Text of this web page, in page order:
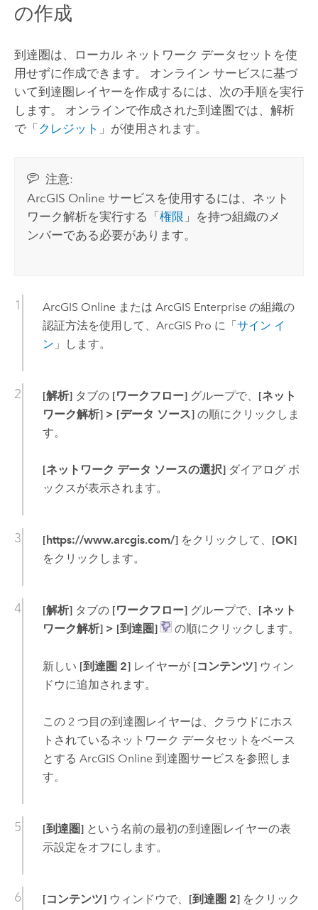
の作成
到達圏は、ローカル ネットワーク データセットを使
用せずに作成できます。 オンライン サービスに基づ
いて到達圏レイヤーを作成するには、次の手順を実行
します。 オンラインで作成された到達圏では、解析
で「 クレジット 」が使用されます。
注意:
ArcGIS Online サービスを使用するには、ネット
ワーク解析を実行する「権限 」を持つ組織のメ
ンバーである必要があります。
ArcGIS Onlineまたは ArcGIS Enterpriseの組織の
認証方法を使用して、 ArcGIS Pro に「サイン イ
ン 」します。
[解析]タブの [ワークフロー]グループで、 [ネット
ワーク解析] > [データ ソース]の順にクリックしま
す。
[ネットワーク データ ソースの選択]ダイアログ ボ
ックスが表示されます。
[https://www.arcgis.com/]をクリックして、 [OK]
をクリックします。
[解析]タブの [ワークフロー]グループで、 [ネット
ワーク解析] > [到達圏] の順にクリックします。
新しい [到達圏 2]レイヤーが [コンテンツ]ウィン
ドウに追加されます。
この 2 つ目の到達圏レイヤーは、クラウドにホス
トされているネットワーク データセットをベース
とする ArcGIS Online到達圏サービスを参照しま
す。
[到達圏]という名前の最初の到達圏レイヤーの表
示設定をオフにします。
[コンテンツ]ウィンドウで、 [到達圏 2]をクリック